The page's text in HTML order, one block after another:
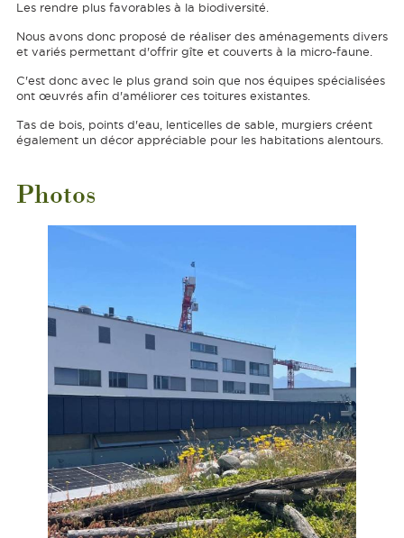
Les rendre plus favorables à la biodiversité.
Nous avons donc proposé de réaliser des aménagements divers
et variés permettant d'offrir gîte et couverts à la micro-faune.
C'est donc avec le plus grand soin que nos équipes spécialisées
ont œuvrés afin d'améliorer ces toitures existantes.
Tas de bois, points d'eau, lenticelles de sable, murgiers créent
également un décor appréciable pour les habitations alentours.
Photos